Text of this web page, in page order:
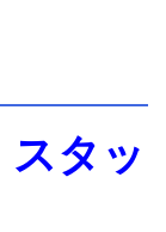
スタッ